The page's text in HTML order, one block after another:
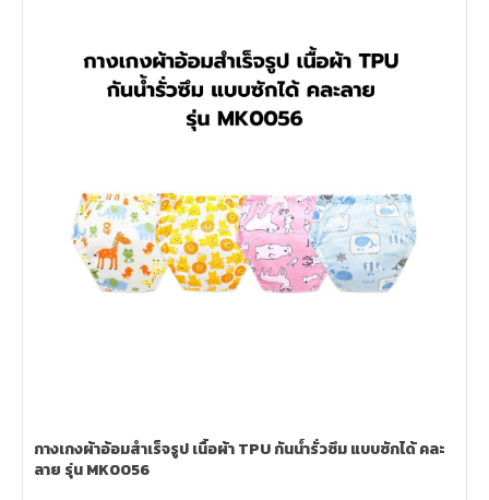
กางเกงผ้าอ้อมสำเร็จรูป เนื้อผ้า TPU กันน้ำรั่วซึม แบบซักได้ คละ
ลาย รุ่น MK0056